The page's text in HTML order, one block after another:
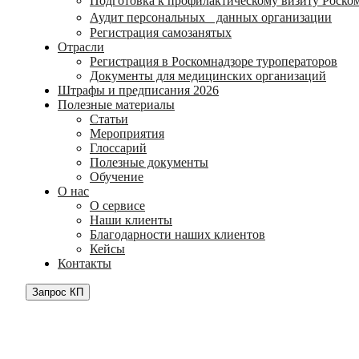
Аудит персональных данных организации
Регистрация самозанятых
Отрасли
Регистрация в Роскомнадзоре туроператоров
Документы для медицинских организаций
Штрафы и предписания 2026
Полезные материалы
Статьи
Мероприятия
Глоссарий
Полезные документы
Обучение
О нас
О сервисе
Наши клиенты
Благодарности наших клиентов
Кейсы
Контакты
Запрос КП